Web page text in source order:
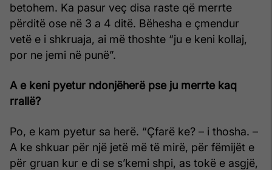
betohem. Ka pasur veç disa raste që merrte
përditë ose në 3 a 4 ditë. Bëhesha e çmendur
vetë e i shkruaja, ai më thoshte “ju e keni kollaj,
por ne jemi në punë”.
A e keni pyetur ndonjëherë pse ju merrte kaq
rrallë?
Po, e kam pyetur sa herë. “Çfarë ke? – i thosha. –
A ke shkuar për një jetë më të mirë, për fëmijët e
për gruan kur e di se s’kemi shpi, as tokë e asgjë,